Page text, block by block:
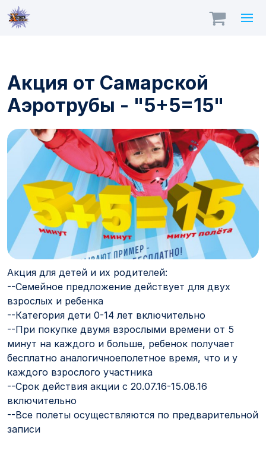
Акция от Самарской
Аэротрубы - "5+5=15"
Акция для детей и их родителей:
--Семейное предложение действует для двух
взрослых и ребенка
--Категория дети 0-14 лет включительно
--При покупке двумя взрослыми времени от 5
минут на каждого и больше, ребенок получает
бесплатно аналогичноеполетное время, что и у
каждого взрослого участника
--Срок действия акции с 20.07.16-15.08.16
включительно
--Все полеты осуществляются по предварительной
записи